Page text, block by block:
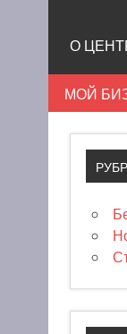
О
МОЙ